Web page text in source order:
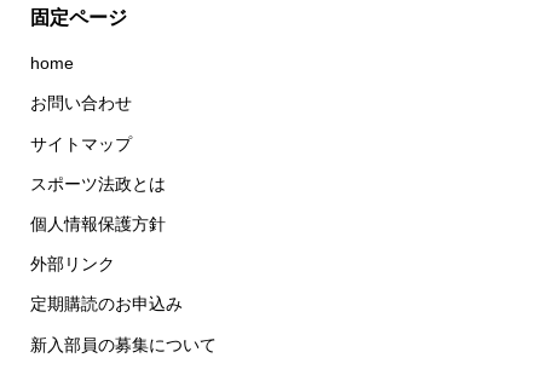
固定ページ
home
お問い合わせ
サイトマップ
スポーツ法政とは
個人情報保護方針
外部リンク
定期購読のお申込み
新入部員の募集について